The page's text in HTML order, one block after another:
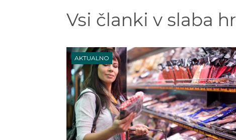
Vsi članki v slaba
AKTUALNO